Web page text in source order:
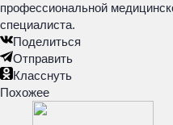
профессиональной
специалиста.
Поделиться
Отправить
Класснуть
Похожее